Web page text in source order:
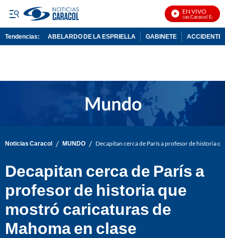
EN VIVO
Noticias Caracol En Vivo
Tendencias: ABELARDO DE LA ESPRIELLA GABINETE ACCIDENTE
Noticias Caracol / MUNDO / Decapitan cerca de París a profesor de historia
Decapitan cerca de París a
profesor de historia que
mostró caricaturas de
Mahoma en clase